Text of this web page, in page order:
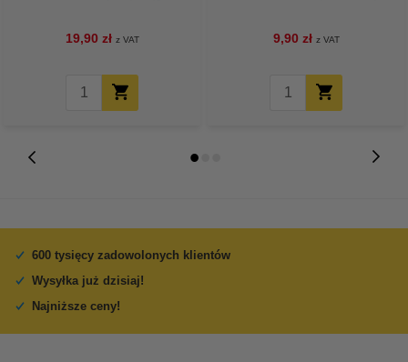
19,90 zł z VAT 9,90 zł z VAT
600 tysięcy zadowolonych klientów
Wysyłka już dzisiaj!
Najniższe ceny!